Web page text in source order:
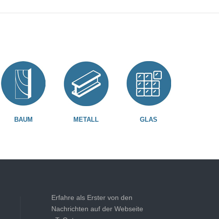
BAUM METALL GLAS
Erfahre als Erster von den
Nachrichten auf der Webseite